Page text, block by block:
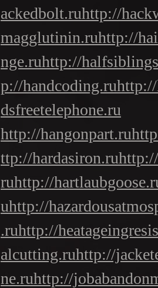
ackedbolt.ruhttp://
magglutinin.ruhttp://
nge.ruhttp://
p://handcoding.ruhttp://
dsfreetelephone.ru
http://hangonpart.ru
ttp://hardasiron.ru
ruhttp://
uhttp://
.ruhttp://
alcutting.ruhttp://
ne.ruhttp://